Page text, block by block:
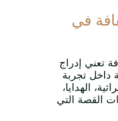
في
تعني إدراج
داخل تجربة
الهدايا،
القصة التي